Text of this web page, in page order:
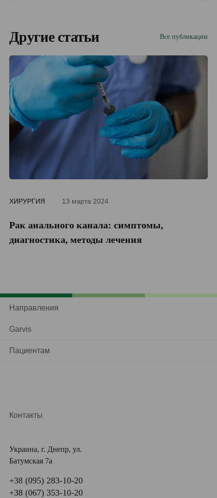
Другие статьи Все публикации
ХИРУРГИЯ 13 марта 2024
Рак анального канала: симптомы,
диагностика, методы лечения
Направления
Garvis
Пациентам
Контакты
Украина, г. Днепр, ул.
Батумская 7а
+38 (095) 283-10-20
+38 (067) 353-10-20